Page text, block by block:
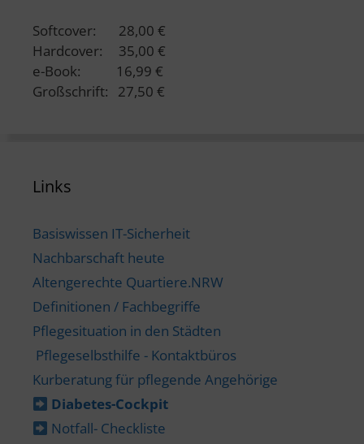
Softcover: 28,00 €
Hardcover: 35,00 €
e-Book: 16,99 €
Großschrift: 27,50 €
Links
Basiswissen IT-Sicherheit
Nachbarschaft heute
Altengerechte Quartiere.NRW
Definitionen / Fachbegriffe
Pflegesituation in den Städten
Pflegeselbsthilfe - Kontaktbüros
Kurberatung für pflegende Angehörige
Diabetes-​Cockpit
Notfall- Checkliste